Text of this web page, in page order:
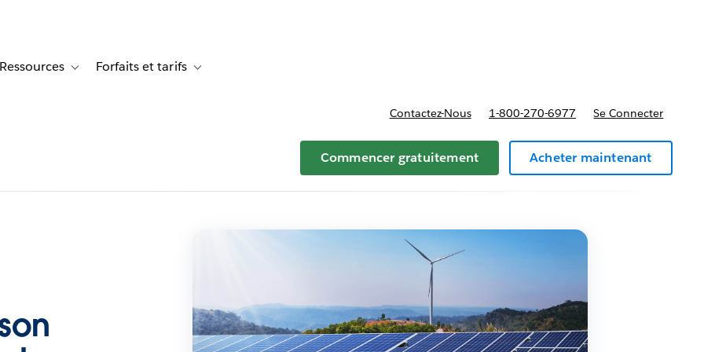
Témoignages clients
sub-navigation for Solutions
Ressources Toggle sub-navigation for Ressources
Forfaits et tarifs Toggle sub-navigation for Forfaits et tarifs
Contactez-Nous 1-800-270-6977 Se Connecter
Commencer gratuitement Acheter maintenant